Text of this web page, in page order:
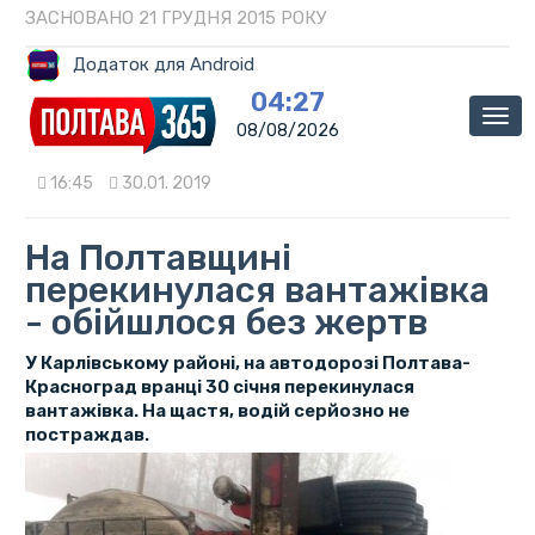
ЗАСНОВАНО 21 ГРУДНЯ 2015 РОКУ
Додаток для Android
04:27
08/08/2026
16:45 30.01. 2019
На Полтавщині
перекинулася вантажівка
- обійшлося без жертв
У Карлівському районі, на автодорозі Полтава-
Красноград вранці 30 січня перекинулася
вантажівка. На щастя, водій серйозно не
постраждав.